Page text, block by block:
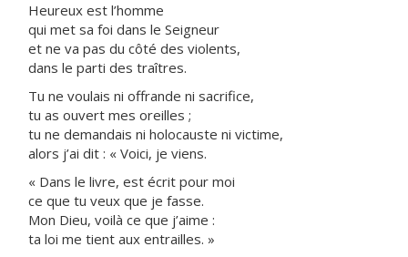
Heureux est l’homme
qui met sa foi dans le Seigneur
et ne va pas du côté des violents,
dans le parti des traîtres.
Tu ne voulais ni offrande ni sacrifice,
tu as ouvert mes oreilles ;
tu ne demandais ni holocauste ni victime,
alors j’ai dit : « Voici, je viens.
« Dans le livre, est écrit pour moi
ce que tu veux que je fasse.
Mon Dieu, voilà ce que j’aime :
ta loi me tient aux entrailles. »